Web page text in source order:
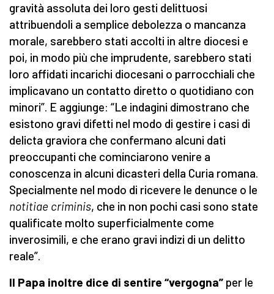
gravità assoluta dei loro gesti delittuosi
attribuendoli a semplice debolezza o mancanza
morale, sarebbero stati accolti in altre diocesi e
poi, in modo più che imprudente, sarebbero stati
loro affidati incarichi diocesani o parrocchiali che
implicavano un contatto diretto o quotidiano con
minori”. E aggiunge: “Le indagini dimostrano che
esistono gravi difetti nel modo di gestire i casi di
delicta graviora che confermano alcuni dati
preoccupanti che cominciarono venire a
conoscenza in alcuni dicasteri della Curia romana.
Specialmente nel modo di ricevere le denunce o le
notitiae criminis, che in non pochi casi sono state
qualificate molto superficialmente come
inverosimili, e che erano gravi indizi di un delitto
reale”.
Il Papa inoltre dice di sentire “vergogna” per le